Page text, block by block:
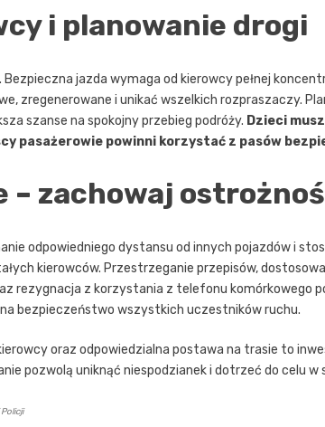
i planowanie drogi
jazda wymaga od kierowcy pełnej
zregenerowane i unikać wszelkich rozpraszaczy.
szanse na spokojny przebieg podróży. Dzieci
pasażerowie powinni korzystać z pasów
– zachowaj
odpowiedniego dystansu od innych pojazdów i
kierowców. Przestrzeganie przepisów,
rezygnacja z korzystania z telefonu komórkowego
bezpieczeństwo wszystkich uczestników ruchu.
oraz odpowiedzialna postawa na trasie to
pozwolą uniknąć niespodzianek i dotrzeć do celu w